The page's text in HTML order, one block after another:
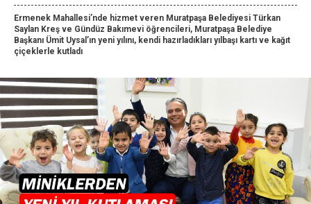
Ermenek Mahallesi’nde hizmet veren Muratpaşa Belediyesi Türkan
Saylan Kreş ve Gündüz Bakımevi öğrencileri, Muratpaşa Belediye
Başkanı Ümit Uysal’ın yeni yılını, kendi hazırladıkları yılbaşı kartı ve kağıt
çiçeklerle kutladı